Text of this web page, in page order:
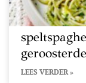
LEES VERDER »